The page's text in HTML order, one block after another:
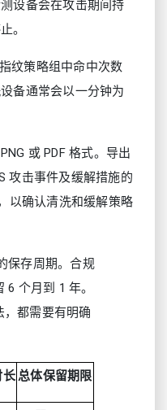
设备会在攻击期间持
。
纹策略组中命中次数
备通常会以一分钟为
或 PDF 格式。导出
攻击事件及缓解措施的
以确认清洗和缓解策略
保存周期。合规
个月到 1 年。
都需要有明确
长 总体保留期限